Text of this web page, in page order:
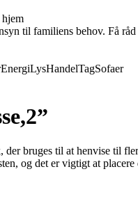
til familiens behov. Få
EnergiLysHandelTagSofaer
der bruges til at henvise til
og det er vigtigt at